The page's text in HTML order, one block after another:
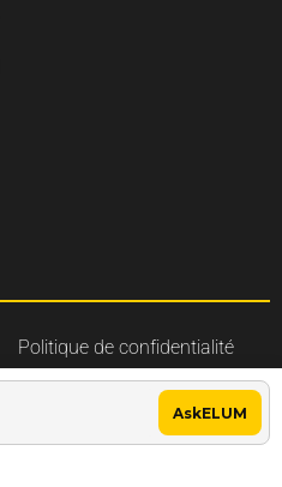
Politique de confidentialité
Gestion des cookies
AskELUM